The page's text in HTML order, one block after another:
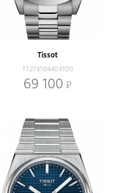
Tissot
T1274104404100
69 100